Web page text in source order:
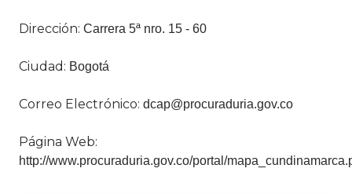
Dirección: Carrera 5ª nro. 15 - 60
Ciudad: Bogotá
Correo Electrónico: dcap@procuraduria.gov.co
Página Web:
http://www.procuraduria.gov.co/portal/